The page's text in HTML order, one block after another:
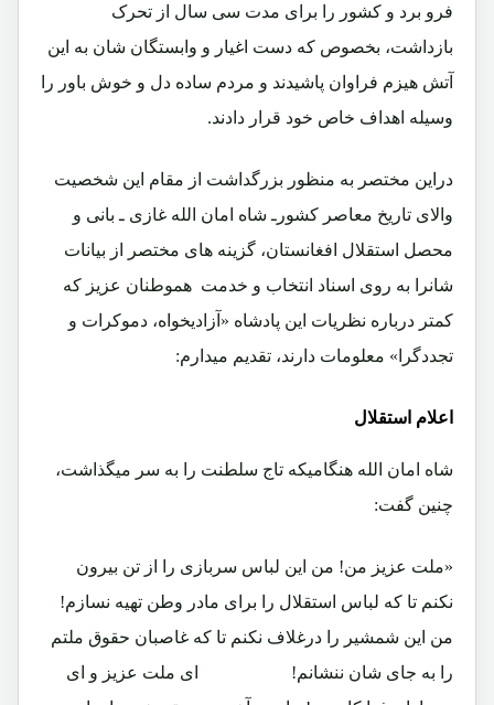
فرو برد و کشور را برای مدت سی سال از تحرک
بازداشت، بخصوص که دست اغیار و وابستگان شان به این
آتش هیزم فراوان پاشیدند و مردم ساده دل و خوش باور را
وسیله اهداف خاص خود قرار دادند.
دراین مختصر به منظور بزرگداشت از مقام این شخصیت
والای تاریخ معاصر کشورـ شاه امان الله غازی ـ بانی و
محصل استقلال افغانستان، گزینه های مختصر از بیانات
شانرا به روی اسناد انتخاب و خدمت هموطنان عزیز که
کمتر درباره نظریات این پادشاه «آزادیخواه، دموکرات و
تجددگرا» معلومات دارند، تقدیم میدارم:
اعلام استقلال
شاه امان الله هنگامیکه تاج سلطنت را به سر میگذاشت،
چنین گفت:
«ملت عزیز من! من این لباس سربازی را از تن بیرون
نکنم تا که لباس استقلال را برای مادر وطن تهیه نسازم!
من این شمشیر را درغلاف نکنم تا که غاصبان حقوق ملتم
را به جای شان ننشانم! ای ملت عزیز و ای